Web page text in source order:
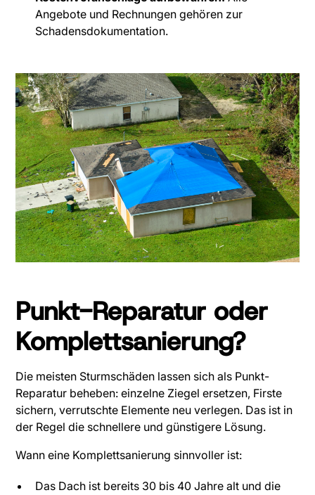
Angebote und Rechnungen gehören zur
Schadensdokumentation.
Punkt-Reparatur oder
Komplettsanierung?
Die meisten Sturmschäden lassen sich als Punkt-
Reparatur beheben: einzelne Ziegel ersetzen, Firste
sichern, verrutschte Elemente neu verlegen. Das ist in
der Regel die schnellere und günstigere Lösung.
Wann eine Komplettsanierung sinnvoller ist:
Das Dach ist bereits 30 bis 40 Jahre alt und die